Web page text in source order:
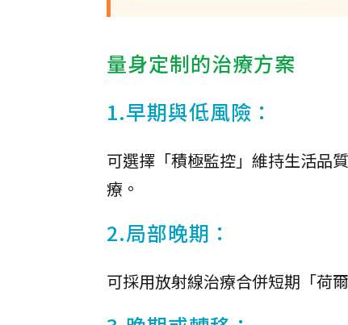
量身定制的治療方案
1.早期與低風險：
可選擇「積極監控」維持生活品
療。
2.局部晚期：
可採用放射線治療合併短期「荷